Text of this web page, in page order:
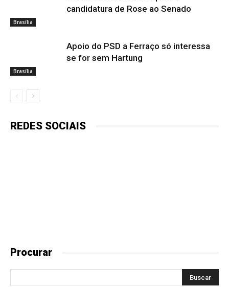
Brasília
candidatura de Rose ao Senado
Brasília
Apoio do PSD a Ferraço só interessa
se for sem Hartung
REDES SOCIAIS
Procurar